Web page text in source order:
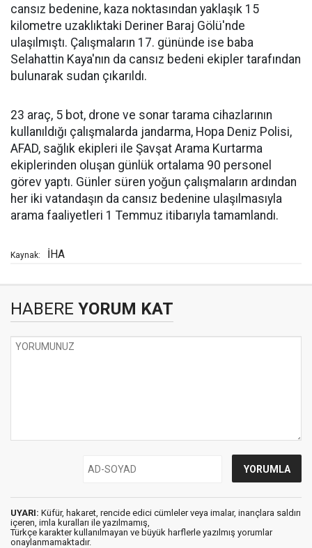
cansız bedenine, kaza noktasından yaklaşık 15
kilometre uzaklıktaki Deriner Baraj Gölü'nde
ulaşılmıştı. Çalışmaların 17. gününde ise baba
Selahattin Kaya'nın da cansız bedeni ekipler tarafından
bulunarak sudan çıkarıldı.
23 araç, 5 bot, drone ve sonar tarama cihazlarının
kullanıldığı çalışmalarda jandarma, Hopa Deniz Polisi,
AFAD, sağlık ekipleri ile Şavşat Arama Kurtarma
ekiplerinden oluşan günlük ortalama 90 personel
görev yaptı. Günler süren yoğun çalışmaların ardından
her iki vatandaşın da cansız bedenine ulaşılmasıyla
arama faaliyetleri 1 Temmuz itibarıyla tamamlandı.
Kaynak: İHA
HABERE YORUM KAT
UYARI: Küfür, hakaret, rencide edici cümleler veya imalar, inançlara saldırı
içeren, imla kuralları ile yazılmamış,
Türkçe karakter kullanılmayan ve büyük harflerle yazılmış yorumlar
onaylanmamaktadır.